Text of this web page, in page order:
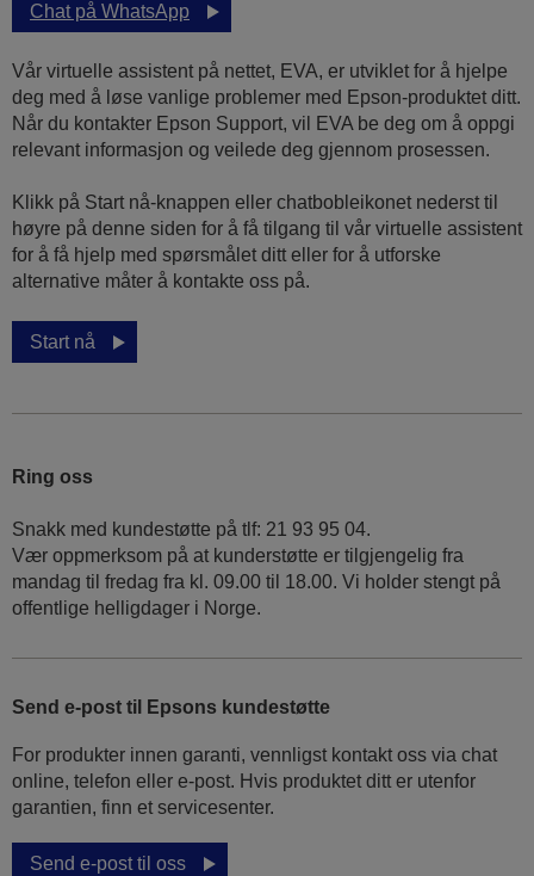
Chat på WhatsApp
Vår virtuelle assistent på nettet, EVA, er utviklet for å hjelpe
deg med å løse vanlige problemer med Epson-produktet ditt.
Når du kontakter Epson Support, vil EVA be deg om å oppgi
relevant informasjon og veilede deg gjennom prosessen.
Klikk på Start nå-knappen eller chatbobleikonet nederst til
høyre på denne siden for å få tilgang til vår virtuelle assistent
for å få hjelp med spørsmålet ditt eller for å utforske
alternative måter å kontakte oss på.
Start nå
Ring oss
Snakk med kundestøtte på tlf: 21 93 95 04.
Vær oppmerksom på at kunderstøtte er tilgjengelig fra
mandag til fredag fra kl. 09.00 til 18.00. Vi holder stengt på
offentlige helligdager i Norge.
Send e-post til Epsons kundestøtte
For produkter innen garanti, vennligst kontakt oss via chat
online, telefon eller e-post. Hvis produktet ditt er utenfor
garantien, finn et servicesenter.
Send e-post til oss